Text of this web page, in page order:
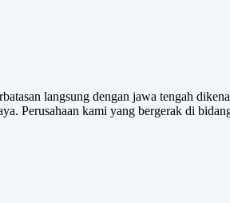
langsung dengan jawa tengah
Perusahaan kami yang bergerak di